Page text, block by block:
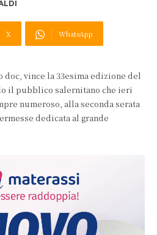
X WhatsApp
vince la 33esima edizione del
il pubblico salernitano che ieri
numeroso, alla seconda serata
dedicata al grande